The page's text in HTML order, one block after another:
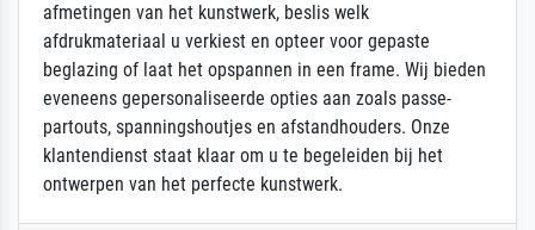
afmetingen van het kunstwerk, beslis welk
afdrukmateriaal u verkiest en opteer voor gepaste
beglazing of laat het opspannen in een frame. Wij bieden
eveneens gepersonaliseerde opties aan zoals passe-
partouts, spanningshoutjes en afstandhouders. Onze
klantendienst staat klaar om u te begeleiden bij het
ontwerpen van het perfecte kunstwerk.